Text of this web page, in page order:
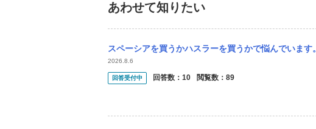
あわせて知りたい
スペーシアを買うかハスラーを買うかで悩んでいます。 どちらがオススメ、実際に乗ってみてこうだった等教
2026.8.6
回答受付中 回答数： 10 閲覧数： 89